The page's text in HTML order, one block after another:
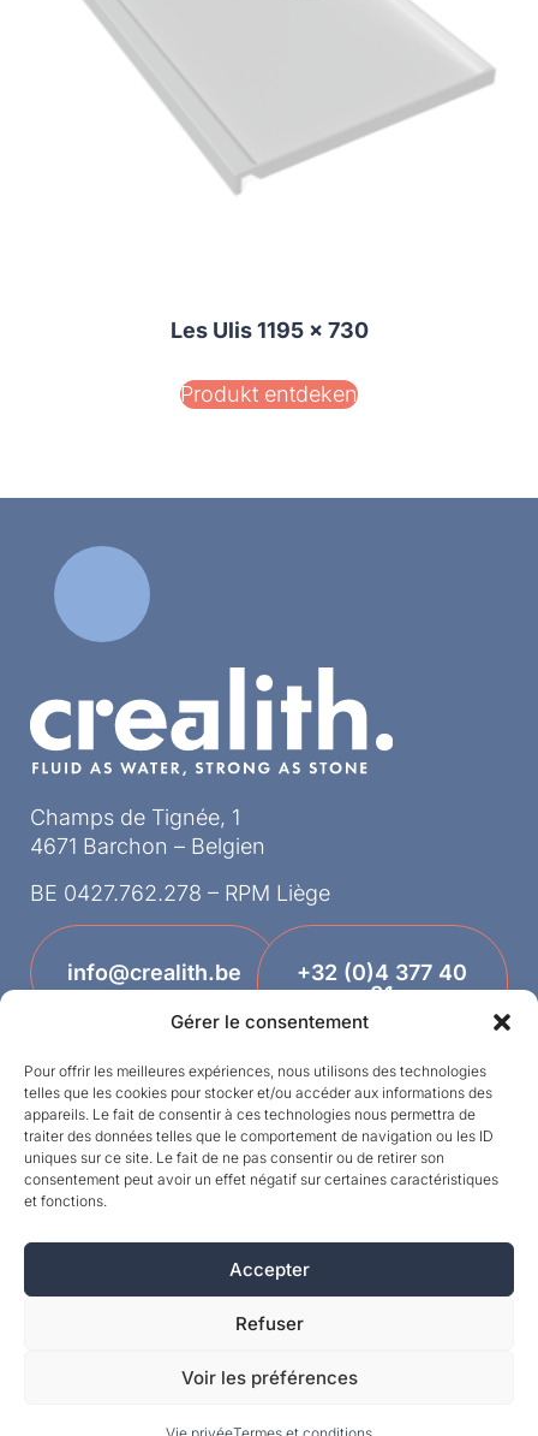
Gérer le consentement
Pour offrir les meilleures expériences, nous utilisons des technologies
telles que les cookies pour stocker et/ou accéder aux informations des
appareils. Le fait de consentir à ces technologies nous permettra de
traiter des données telles que le comportement de navigation ou les ID
uniques sur ce site. Le fait de ne pas consentir ou de retirer son
consentement peut avoir un effet négatif sur certaines caractéristiques
et fonctions.
Accepter
Refuser
Voir les préférences
Les Ulis 1195 x 730
Produkt entdeken
Champs de Tignée, 1
4671 Barchon – Belgien
BE 0427.762.278 – RPM Liège
info@crealith.be
+32 (0)4 377 40
81
©MPI 2026 – Crealith ist eine eingetragene
Marke von Mineral Products International S.A. –
Designed by